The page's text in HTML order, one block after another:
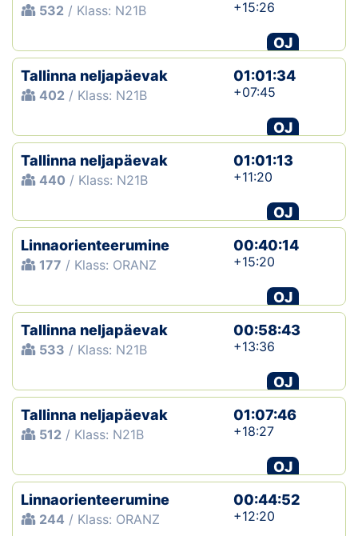
532 / Klass: N21B +15:26
OJ
Tallinna neljapäevak
402 / Klass: N21B
01:01:34
+07:45
OJ
Tallinna neljapäevak
440 / Klass: N21B
01:01:13
+11:20
OJ
Linnaorienteerumine
177 / Klass: ORANZ
00:40:14
+15:20
OJ
Tallinna neljapäevak
533 / Klass: N21B
00:58:43
+13:36
OJ
Tallinna neljapäevak
512 / Klass: N21B
01:07:46
+18:27
OJ
Linnaorienteerumine
244 / Klass: ORANZ
00:44:52
+12:20